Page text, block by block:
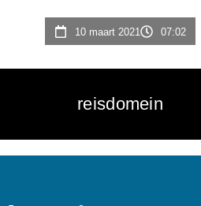
10 maart 2021 07:02
reisdomein